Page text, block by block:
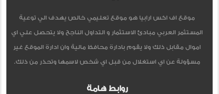
موقع اف اكس ارابيا هو موقع تعليمي خالص يهدف الي توعية
المستثمر العربي مبادئ الاستثمار و التداول الناجح ولا يتحصل علي اي
اموال مقابل ذلك ولا يقوم بادارة محافظ مالية وان ادارة الموقع غير
مسؤولة عن اي استغلال من قبل اي شخص لاسمها وتحذر من ذلك.
روابط هامة